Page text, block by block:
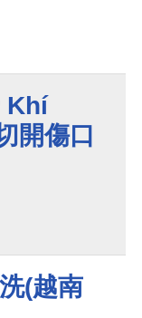
Khí
開傷口
(越南